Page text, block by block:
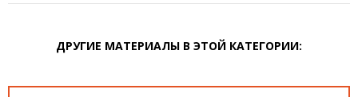
ДРУГИЕ МАТЕРИАЛЫ В ЭТОЙ КАТЕГОРИИ: